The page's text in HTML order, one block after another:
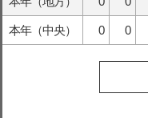
本年（中央） 0 0